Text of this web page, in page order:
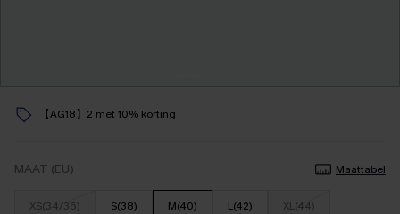
【AG18】2 met 10% korting
MAAT (EU) Maattabel
XS(34/36) S(38) M(40) L(42) XL(44)